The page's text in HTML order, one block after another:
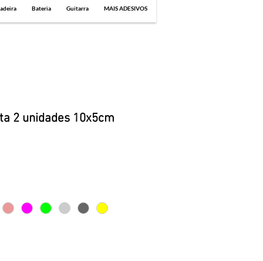
Bateria Guitarra MAIS ADESIVOS
2 unidades 10x5cm